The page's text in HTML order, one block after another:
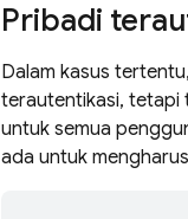
Pribadi
Dalam kasus
terautentikasi, tetapi
untuk semua
ada untuk